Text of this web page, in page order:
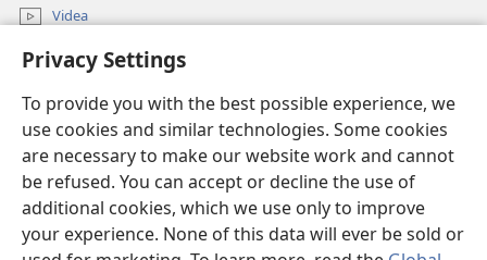
Privacy Settings
To provide you with the best possible experience, we
use cookies and similar technologies. Some cookies
are necessary to make our website work and cannot
be refused. You can accept or decline the use of
additional cookies, which we use only to improve
your experience. None of this data will ever be sold or
Videa
Rode
Prilogija
(opens
new
window)Biblioteka ko internet
(opens
new
JW Hub ®
(opens
new